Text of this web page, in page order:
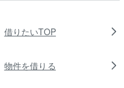
借りたいTOP
物件を借りる